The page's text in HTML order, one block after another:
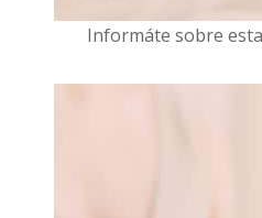
Informáte sobre